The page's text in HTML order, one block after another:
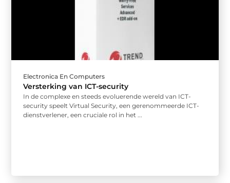
Electronica En Computers
Versterking van ICT-security
In de complexe en steeds evoluerende wereld van ICT-
security speelt Virtual Security, een gerenommeerde ICT-
dienstverlener, een cruciale rol in het ...